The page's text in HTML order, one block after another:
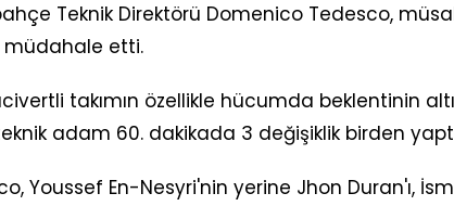
Teknik Direktörü Domenico Tedesco,
müdahale etti.
takımın özellikle hücumda beklentinin
adam 60. dakikada 3 değişiklik birden
Youssef En-Nesyri'nin yerine Jhon Duran'ı,